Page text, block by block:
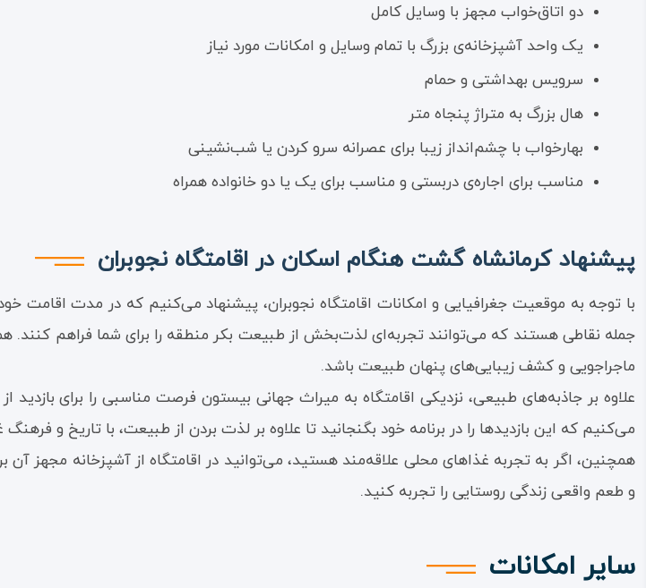
دو اتاق‌خواب مجهز با وسایل کامل
یک واحد آشپزخانه‌ی بزرگ با تمام وسایل و امکانات مورد نیاز
سرویس بهداشتی و حمام
هال بزرگ به متراژ پنجاه متر
بهارخواب با چشم‌انداز زیبا برای عصرانه سرو کردن یا شب‌نشینی
مناسب برای اجاره‌ی دربستی و مناسب برای یک یا دو خانواده همراه
پیشنهاد کرمانشاه گشت هنگام اسکان در اقامتگاه نجوبران
با توجه به موقعیت جغرافیایی و امکانات اقامتگاه نجوبران، پیشنهاد می‌کنیم که در مدت اقامت
جمله نقاطی هستند که می‌توانند تجربه‌ای لذت‌بخش از طبیعت بکر منطقه را برای شما فراهم کنند.
ماجراجویی و کشف زیبایی‌های پنهان طبیعت باشد.
علاوه بر جاذبه‌های طبیعی، نزدیکی اقامتگاه به میراث جهانی بیستون فرصت مناسبی را برای
می‌کنیم که این بازدیدها را در برنامه خود بگنجانید تا علاوه بر لذت بردن از طبیعت، با تاریخ و
همچنین، اگر به تجربه غذاهای محلی علاقه‌مند هستید، می‌توانید در اقامتگاه از آشپزخانه مجهز
و طعم واقعی زندگی روستایی را تجربه کنید.
سایر امکانات